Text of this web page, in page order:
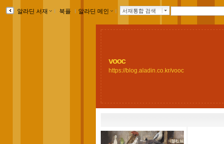
알라딘 서재 ｌ 북플 ｌ 알라딘 메인 ｌ 서재통합 검색
vooc
https://blog.aladin.co.kr/vooc